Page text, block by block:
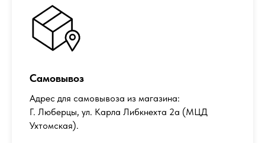
Самовывоз
Адрес для самовывоза из магазина:
Г. Люберцы, ул. Карла Либкнехта 2а (МЦД
Ухтомская).